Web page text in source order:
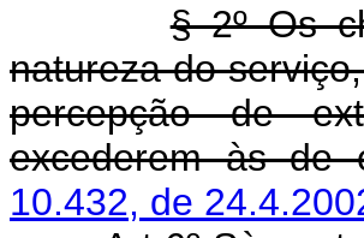
§ 2º Os
natureza do
percepção de
excederem às
10.432, de